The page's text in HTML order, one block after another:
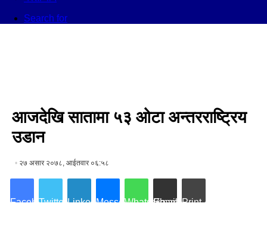
Search for
आजदेखि सातामा ५३ ओटा अन्तरराष्ट्रिय
उडान
२७ असार २०७८, आईतवार ०६:५८
Facebook
Twitter LinkedInMessengerWhatsApp
Share via Email Print